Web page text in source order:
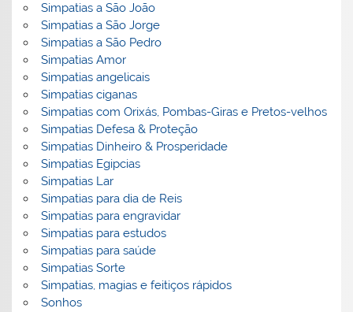
Simpatias a São João
Simpatias a São Jorge
Simpatias a São Pedro
Simpatias Amor
Simpatias angelicais
Simpatias ciganas
Simpatias com Orixás, Pombas-Giras e Pretos-velhos
Simpatias Defesa & Proteção
Simpatias Dinheiro & Prosperidade
Simpatias Egipcias
Simpatias Lar
Simpatias para dia de Reis
Simpatias para engravidar
Simpatias para estudos
Simpatias para saúde
Simpatias Sorte
Simpatias, magias e feitiços rápidos
Sonhos